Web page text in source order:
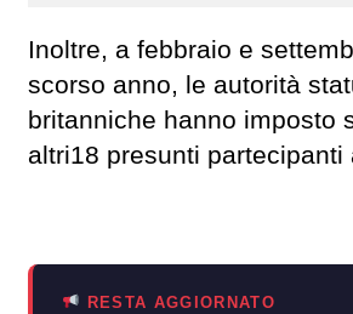
Inoltre, a febbraio e
scorso anno, le autorità
britanniche hanno imposto
altri18 presunti partecipanti
RESTA AGGIORNATO